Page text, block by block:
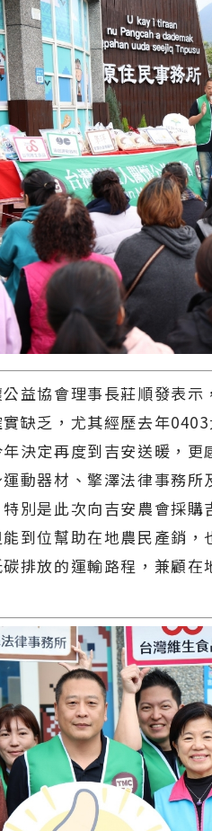
益協會理事長莊順發表示
缺乏，尤其經歷去年
決定再度到吉安送暖，
動器材、擎澤法律事務
別是此次向吉安農會採
到位幫助在地農民產銷
排放的運輸路程，兼顧